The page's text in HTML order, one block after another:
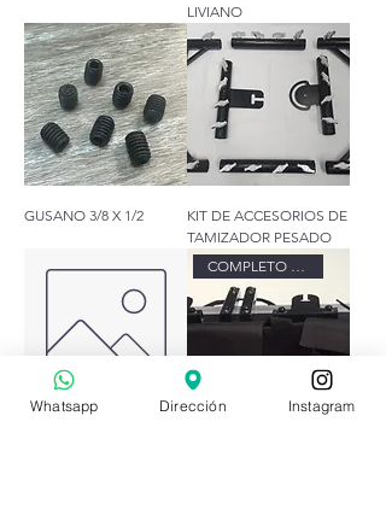
LIVIANO
GUSANO 3/8 X 1/2
KIT DE ACCESORIOS DE
TAMIZADOR PESADO
COMPLETO CON BOLSO Y LLAVE
Whatsapp Dirección Instagram